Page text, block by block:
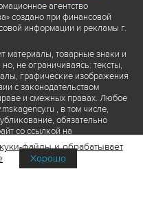
агентство
создано при финансовой
информации и рекламы г.
материалы, товарные знаки и
не ограничиваясь: тексты,
графические изображения
с законодательством
и смежных правах. Любое
, в том числе,
обязательно
со ссылкой на
а также гиперссылкой на сайт
информации. Переработка
допускается.
файлы и обрабатывает
Хорошо